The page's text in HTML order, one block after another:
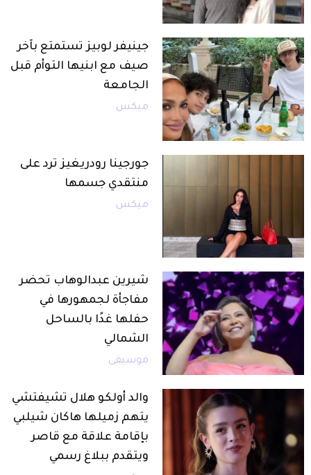
جينيفر لوبيز تستمتع بآخر
صيف مع ابنيها التوأم قبل
الجامعة
ميكس
جورجينا رودريغيز ترد على
منتقدي جسمها
ميكس
شيرين عبدالوهاب تحضر
مفاجأة لجمهورها في
حفلها غدًا بالساحل
الشمالي
موسيقى
والد أولكو هلال تشيفتشي
يتهم زميلها هاكان شيلبي
بإقامة علاقة مع قاصر
ويتقدم ببلاغ رسمي